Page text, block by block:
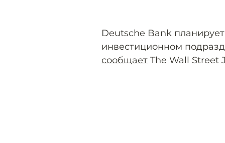
Deutsche Bank
инвестиционном
сообщает The Wall Street